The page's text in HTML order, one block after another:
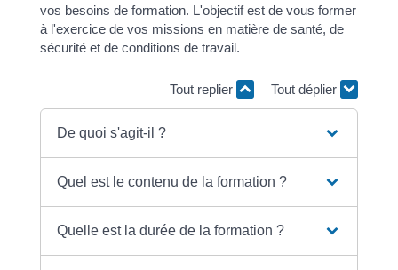
vos besoins de formation. L'objectif est de vous former
à l'exercice de vos missions en matière de santé, de
sécurité et de conditions de travail.
Tout replier Tout déplier
De quoi s'agit-il ?
Quel est le contenu de la formation ?
Quelle est la durée de la formation ?